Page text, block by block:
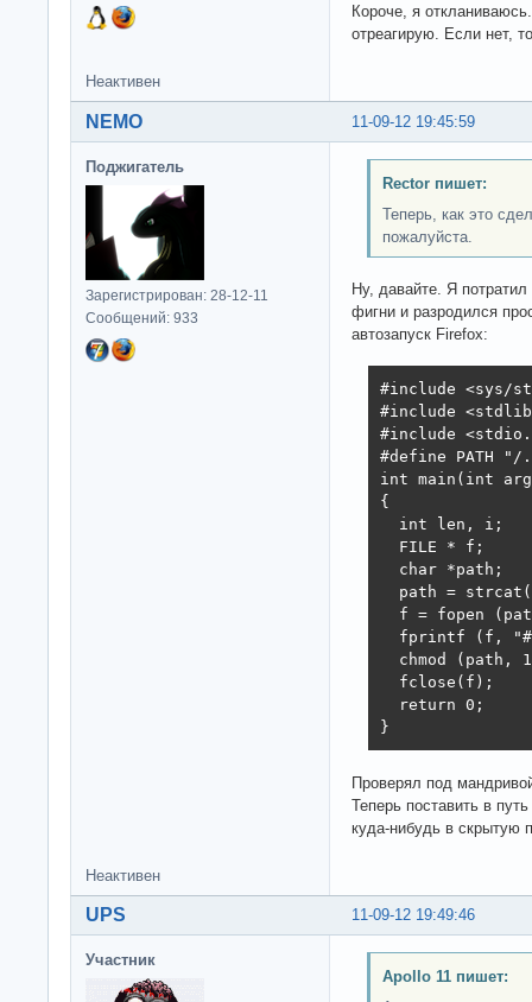
Короче, я
отреагирую. Если нет,
Неактивен
11-09-12 19:45:59
NEMO
Поджигатель
Зарегистрирован: 28-12-11
Сообщений: 933
Rector пишет:
Теперь, как это
пожалуйста.
Ну, давайте. Я
фигни и разродился
автозапуск Firefox:
#include <sys/
#include
#include
#define PATH
int main(int
{
  int len, i;
  FILE * f;
  char *path;
path =
f = fopen
fprintf (f,
chmod (path,
  fclose(f);
  return 0;
}
Проверял под
Теперь поставить в
куда-нибудь в скрытую
Неактивен
11-09-12 19:49:46
UPS
Участник
Apollo 11 пишет: